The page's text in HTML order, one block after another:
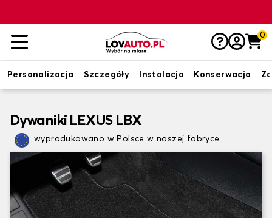
0
Personalizacja Szczegóły Instalacja Konserwacja
Dywaniki LEXUS LBX
wyprodukowano w Polsce w naszej fabryce